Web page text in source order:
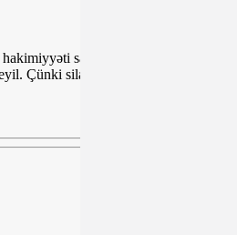
saxlama cəhdləri var.
Çünki silahlı qüvvələr,